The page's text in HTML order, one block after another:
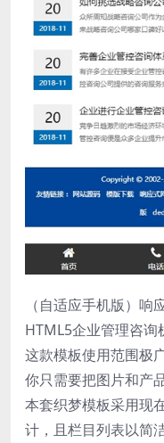
（自适应手机版）响
HTML5企业管理咨询
这款模板使用范围极
你只需要把图片和产
本套织梦模板采用现
计，且栏目列表以简